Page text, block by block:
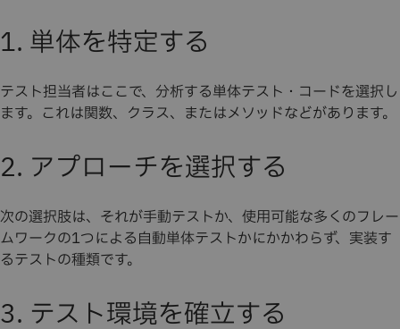
1. 単体を特定する
テスト担当者はここで、分析する単体テスト・コードを選択し
ます。これは関数、クラス、またはメソッドなどがあります。
2. アプローチを選択する
次の選択肢は、それが手動テストか、使用可能な多くのフレー
ムワークの1つによる自動単体テストかにかかわらず、実装す
るテストの種類です。
3. テスト環境を確立する